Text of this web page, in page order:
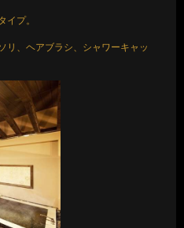
イプ。
リ、ヘアブラシ、シャワーキャッ